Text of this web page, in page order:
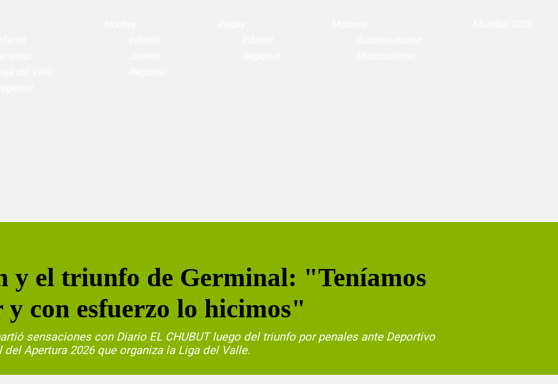
y el triunfo de Germinal: "Teníamos
con esfuerzo lo hicimos"
sensaciones con Diario EL CHUBUT luego del triunfo por penales ante Deportivo
Apertura 2026 que organiza la Liga del Valle.